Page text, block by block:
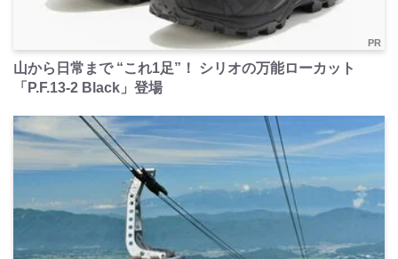
PR
山から日常まで “これ1足”！ シリオの万能ローカット
「P.F.13-2 Black」登場